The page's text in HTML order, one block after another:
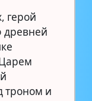
герой
древней
троном и